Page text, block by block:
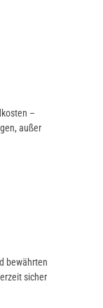
–
außer
bewährten
sicher